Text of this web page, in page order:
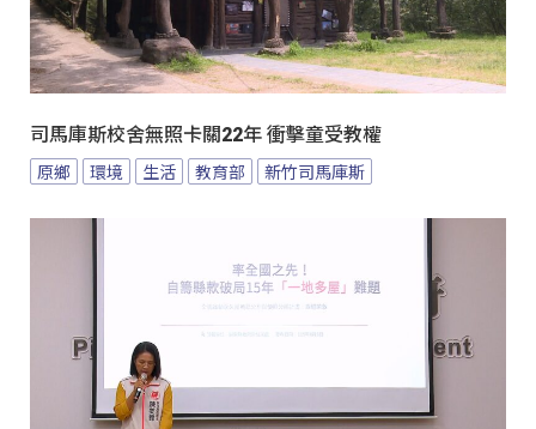
司馬庫斯校舍無照卡關22年 衝擊童受教權
原鄉 環境 生活 教育部 新竹司馬庫斯